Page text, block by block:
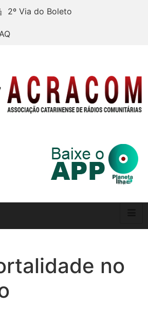
2º Via do Boleto
no